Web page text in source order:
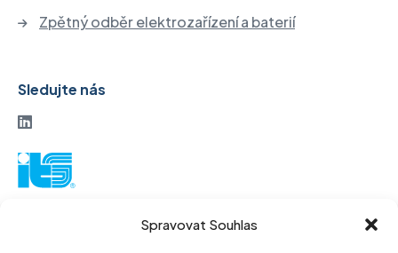
Spravovat Souhlas
Zpětný odběr elektrozařízení a baterií
Sledujte nás